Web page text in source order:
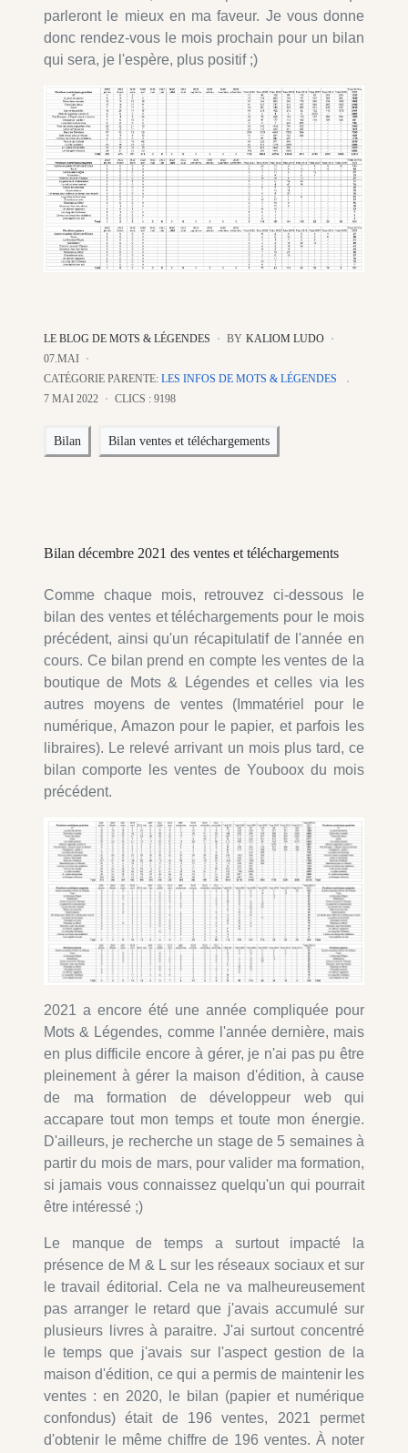
parleront le mieux en ma faveur. Je vous donne
donc rendez-vous le mois prochain pour un bilan
qui sera, je l'espère, plus positif ;)
LE BLOG DE MOTS & LÉGENDES BY KALIOM LUDO
07.MAI
CATÉGORIE PARENTE: LES INFOS DE MOTS & LÉGENDES
7 MAI 2022
CLICS : 9198
Bilan Bilan ventes et téléchargements
Bilan décembre 2021 des ventes et téléchargements
Comme chaque mois, retrouvez ci-dessous le
bilan des ventes et téléchargements pour le mois
précédent, ainsi qu'un récapitulatif de l'année en
cours. Ce bilan prend en compte les ventes de la
boutique de Mots & Légendes et celles via les
autres moyens de ventes (Immatériel pour le
numérique, Amazon pour le papier, et parfois les
libraires). Le relevé arrivant un mois plus tard, ce
bilan comporte les ventes de Youboox du mois
précédent.
2021 a encore été une année compliquée pour
Mots & Légendes, comme l'année dernière, mais
en plus difficile encore à gérer, je n'ai pas pu être
pleinement à gérer la maison d'édition, à cause
de ma formation de développeur web qui
accapare tout mon temps et toute mon énergie.
D'ailleurs, je recherche un stage de 5 semaines à
partir du mois de mars, pour valider ma formation,
si jamais vous connaissez quelqu'un qui pourrait
être intéressé ;)
Le manque de temps a surtout impacté la
présence de M & L sur les réseaux sociaux et sur
le travail éditorial. Cela ne va malheureusement
pas arranger le retard que j'avais accumulé sur
plusieurs livres à paraitre. J'ai surtout concentré
le temps que j'avais sur l'aspect gestion de la
maison d'édition, ce qui a permis de maintenir les
ventes : en 2020, le bilan (papier et numérique
confondus) était de 196 ventes, 2021 permet
d'obtenir le même chiffre de 196 ventes. À noter